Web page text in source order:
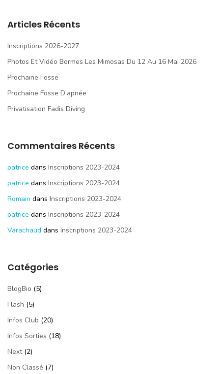
Articles Récents
Inscriptions 2026-2027
Photos Et Vidéo Bormes Les Mimosas Du 12 Au 16 Mai 2026
Prochaine Fosse
Prochaine Fosse D’apnée
Privatisation Fadis Diving
Commentaires Récents
patrice dans Inscriptions 2023-2024
patrice dans Inscriptions 2023-2024
Romain dans Inscriptions 2023-2024
patrice dans Inscriptions 2023-2024
Varachaud dans Inscriptions 2023-2024
Catégories
BlogBio (5)
Flash (5)
Infos Club (20)
Infos Sorties (18)
Next(2)
Non Classé (7)